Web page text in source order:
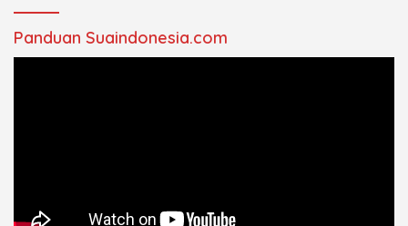
Panduan Suaindonesia.com